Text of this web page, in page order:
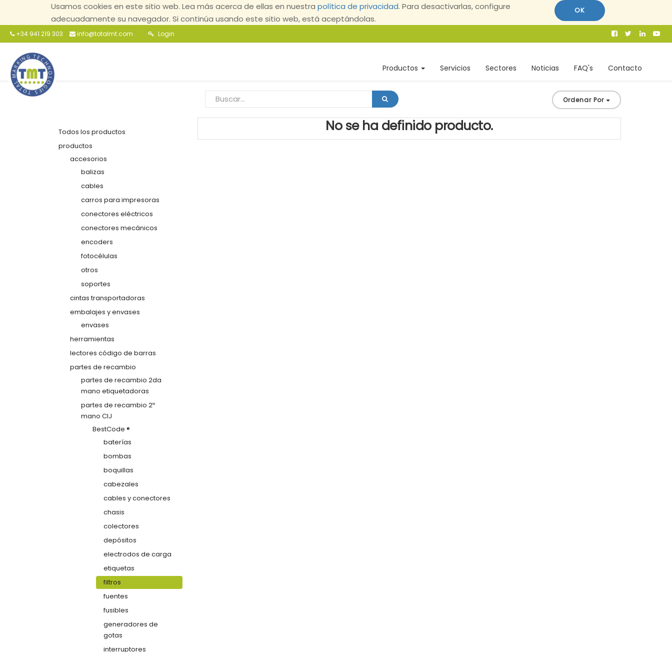
Usamos cookies en este sitio web. Lea más acerca de ellas en nuestra política de privacidad. Para desactivarlas, configure
adecuadamente su navegador. Si continúa usando este sitio web, está aceptándolas.
OK
+34 941 219 303 info@totalmt.com Login
Productos Servicios Sectores Noticias FAQ's Contacto
Ordenar Por
Todos los productos
productos
accesorios
balizas
cables
carros para impresoras
conectores eléctricos
conectores mecánicos
encoders
fotocélulas
otros
soportes
cintas transportadoras
embalajes y envases
envases
herramientas
lectores código de barras
partes de recambio
partes de recambio 2da
mano etiquetadoras
partes de recambio 2º
mano CIJ
BestCode ®
baterías
bombas
boquillas
cabezales
cables y conectores
chasis
colectores
depósitos
electrodos de carga
etiquetas
filtros
fuentes
fusibles
generadores de
gotas
interruptores
No se ha definido producto.